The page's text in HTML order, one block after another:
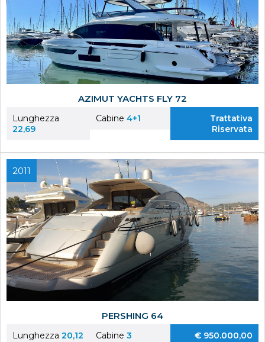
AZIMUT YACHTS FLY 72
Lunghezza
22,69
Cabine 4+1
Trattativa
Riservata
2011
PERSHING 64
Lunghezza 20,12 Cabine 3 € 950.000,00